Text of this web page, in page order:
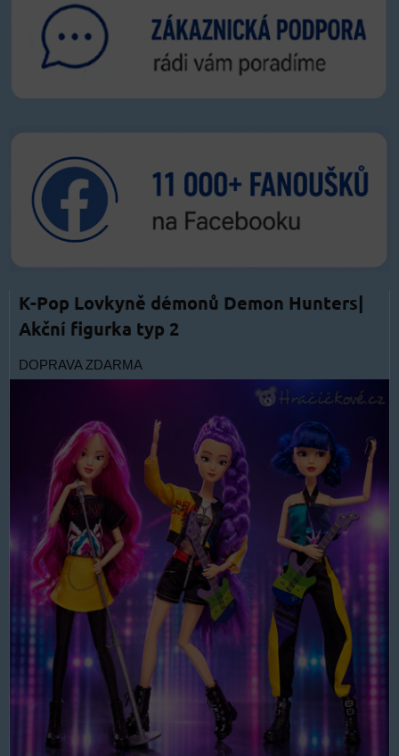
K-Pop Lovkyně démonů Demon Hunters|
Akční figurka typ 2
DOPRAVA ZDARMA